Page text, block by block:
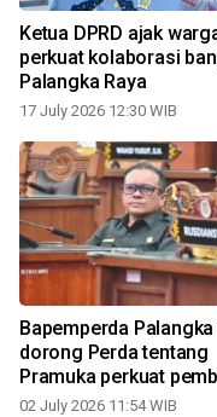
Ketua DPRD ajak
perkuat kolaborasi
Palangka Raya
17 July 2026 12:30 WIB
Bapemperda Palangka
dorong Perda tentang
Pramuka perkuat
karakter
02 July 2026 11:54 WIB